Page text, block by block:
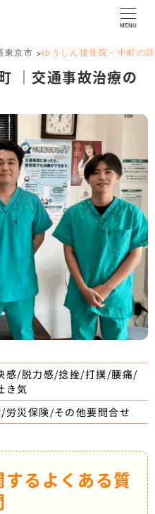
MENU
東京市 >ゆうしん接骨院・中町の
｜交通事故治療の
感/脱力感/捻挫/打撲/腰痛/
き気
災保険/その他要問合せ
るよくある質